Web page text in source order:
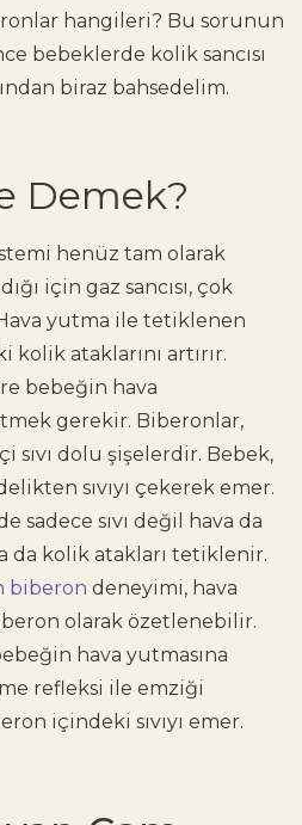
hangileri? Bu sorunun
bebeklerde kolik sancısı
biraz bahsedelim.
Demek?
henüz tam olarak
için gaz sancısı, çok
yutma ile tetiklenen
kolik ataklarını artırır.
bebeğin hava
gerekir. Biberonlar,
sıvı dolu şişelerdir. Bebek,
sıvıyı çekerek emer.
sadece sıvı değil hava da
da kolik atakları tetiklenir.
biberon deneyimi, hava
olarak özetlenebilir.
hava yutmasına
refleksi ile emziği
içindeki sıvıyı emer.